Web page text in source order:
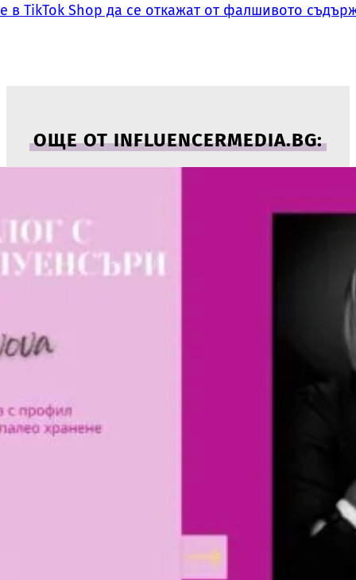
в TikTok Shop да се откажат от фалшивото
ОЩЕ ОТ INFLUENCERMEDIA.BG: